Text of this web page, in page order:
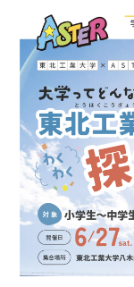
生徒・保護者の声
スタッフ紹介
アクセス
よくあるご質問
お問い合わせ